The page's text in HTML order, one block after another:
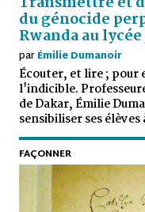
du génocide
Rwanda au
parÉmilie Dumanoir
Écouter, et lire ; pour
l'indicible.
de Dakar, Émilie
sensibiliser ses
FAÇONNER